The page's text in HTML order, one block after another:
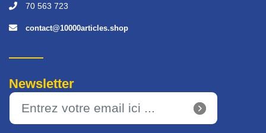
70 563 723
contact@10000articles.shop
Newsletter